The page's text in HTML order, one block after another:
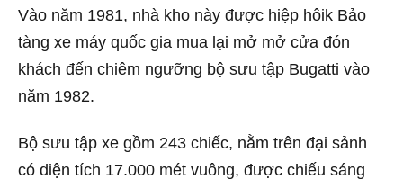
Vào năm 1981, nhà kho này được hiệp hôik Bảo
tàng xe máy quốc gia mua lại mở mở cửa đón
khách đến chiêm ngưỡng bộ sưu tập Bugatti vào
năm 1982.
Bộ sưu tập xe gồm 243 chiếc, nằm trên đại sảnh
có diện tích 17.000 mét vuông, được chiếu sáng